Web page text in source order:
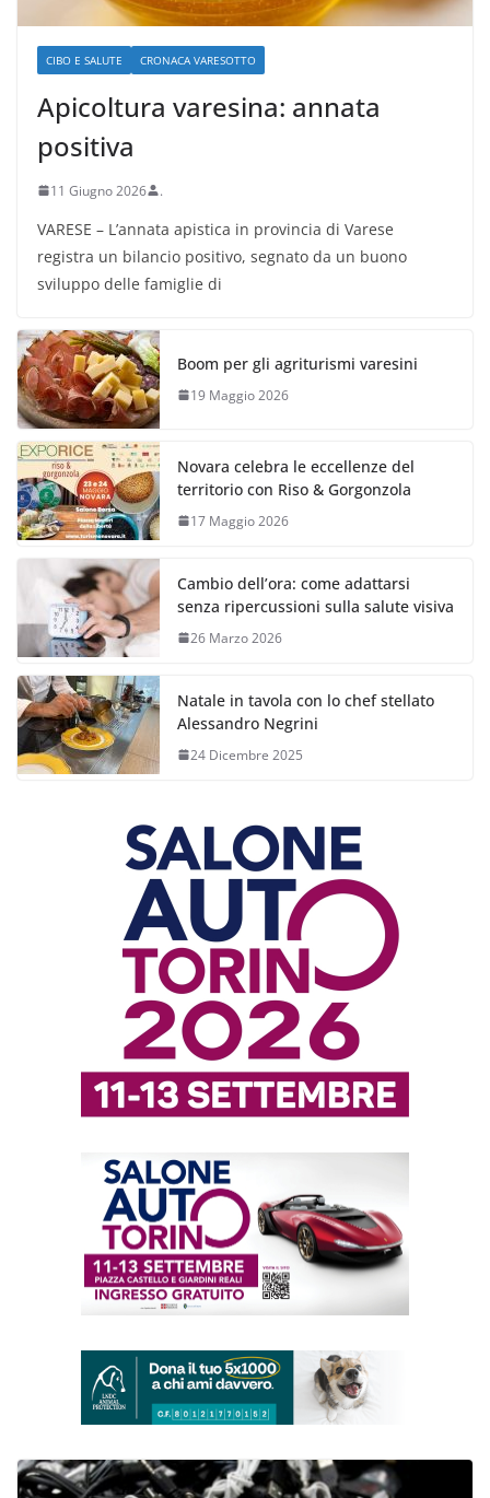
CIBO E SALUTE CRONACA VARESOTTO
Apicoltura varesina: annata
positiva
11 Giugno 2026 .
VARESE – L’annata apistica in provincia di Varese
registra un bilancio positivo, segnato da un buono
sviluppo delle famiglie di
Boom per gli agriturismi varesini
19 Maggio 2026
Novara celebra le eccellenze del
territorio con Riso & Gorgonzola
17 Maggio 2026
Cambio dell’ora: come adattarsi
senza ripercussioni sulla salute visiva
26 Marzo 2026
Natale in tavola con lo chef stellato
Alessandro Negrini
24 Dicembre 2025